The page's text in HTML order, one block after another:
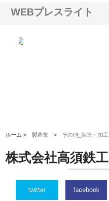
WEBプレスライト
ホーム >製造業 > その他_製造・加工
株式会社高須鉄工
twitter facebook